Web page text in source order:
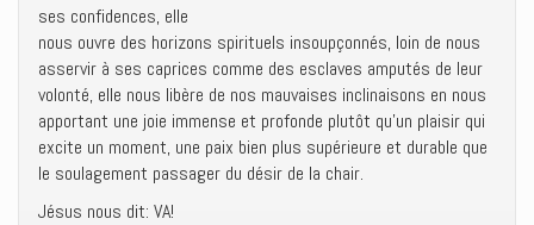
ses confidences, elle
nous ouvre des horizons spirituels insoupçonnés, loin de nous
asservir à ses caprices comme des esclaves amputés de leur
volonté, elle nous libère de nos mauvaises inclinaisons en nous
apportant une joie immense et profonde plutôt qu’un plaisir qui
excite un moment, une paix bien plus supérieure et durable que
le soulagement passager du désir de la chair.
Jésus nous dit: VA!